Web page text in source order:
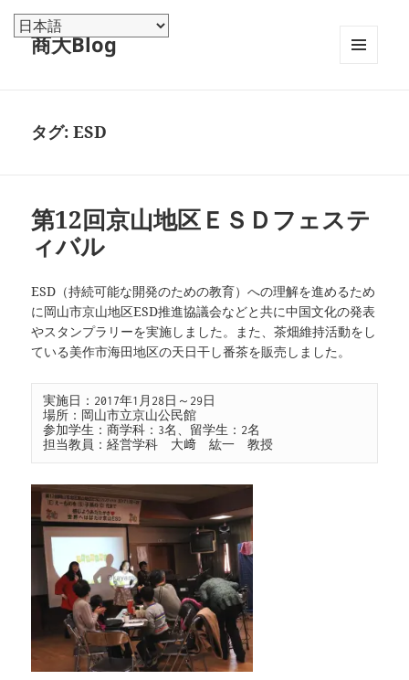
商大Blog
タグ:ESD
第12回京山地区ＥＳＤフェステ
ィバル
ESD（持続可能な開発のための教育）への理解を進めるため
に岡山市京山地区ESD推進協議会などと共に中国文化の発表
やスタンプラリーを実施しました。また、茶畑維持活動をし
ている美作市海田地区の天日干し番茶を販売しました。
実施日：2017年1月28日～29日
場所：岡山市立京山公民館
参加学生：商学科：3名、留学生：2名
担当教員：経営学科　大﨑　紘一　教授